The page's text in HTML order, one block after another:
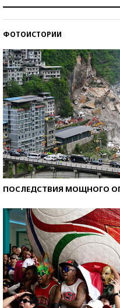
ФОТОИСТОРИИ
ПОСЛЕДСТВИЯ МОЩНОГО